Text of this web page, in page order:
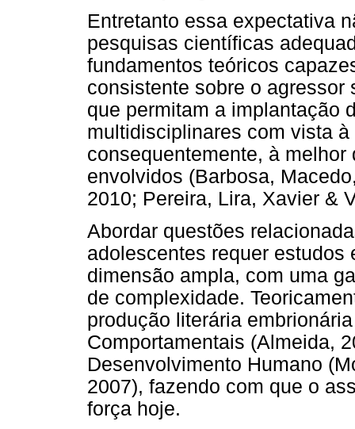
Entretanto essa expectativa
pesquisas científicas
fundamentos teóricos
consistente sobre o
que permitam a implantação
multidisciplinares com vista
consequentemente, à
envolvidos (Barbosa,
2010; Pereira, Lira, Xavier &
Abordar questões
adolescentes requer
dimensão ampla, com uma
de complexidade.
produção literária
Comportamentais (Almeida,
Desenvolvimento Humano
2007), fazendo com que o
força hoje.